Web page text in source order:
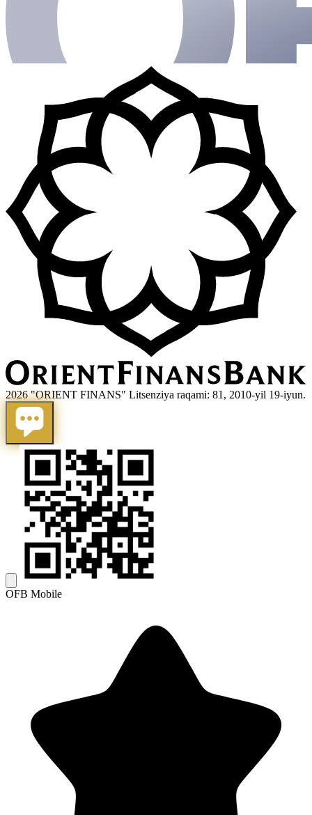
2026 "ORIENT FINANS" Litsenziya raqami: 81, 2010-yil 19-iyun.
OFB Mobile